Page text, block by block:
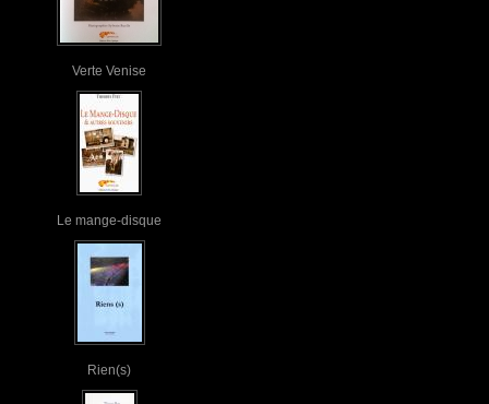
Verte Venise
Le mange-disque
Rien(s)